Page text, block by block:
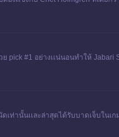
pick #1 อย่างเเน่นอนทําให้ Jabari
เท่านั้นเเละล่าสุดได้รับบาดเจ็บในเ